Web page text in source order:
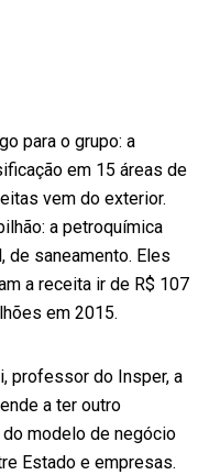
para o grupo: a
em 15 áreas de
vem do exterior.
a petroquímica
de saneamento. Eles
a receita ir de R$ 107
em 2015.
professor do Insper, a
a ter outro
modelo de negócio
Estado e empresas.